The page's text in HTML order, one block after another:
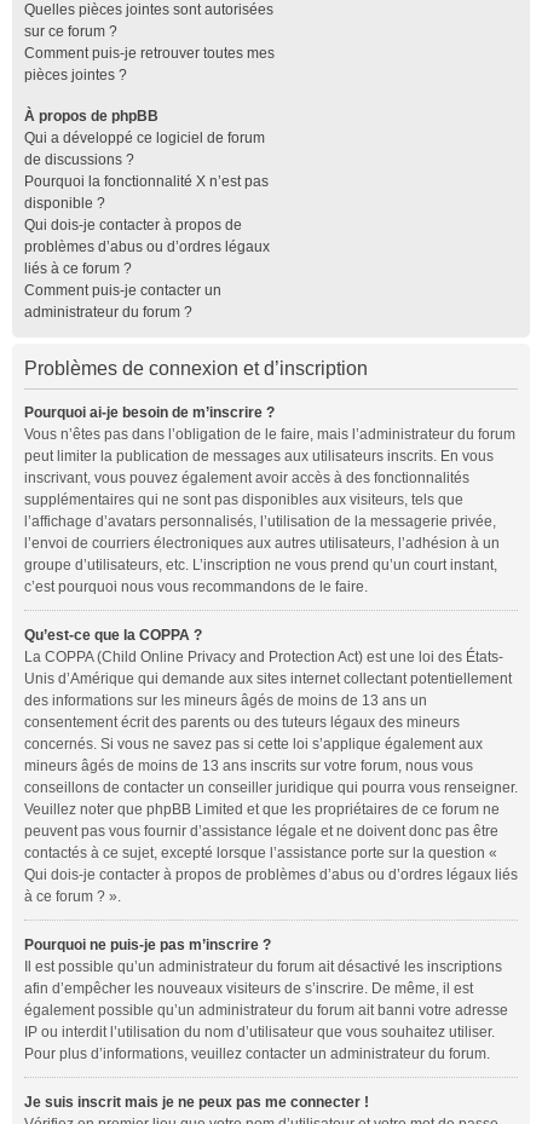
Quelles pièces jointes sont autorisées
sur ce forum ?
Comment puis-je retrouver toutes mes
pièces jointes ?
À propos de phpBB
Qui a développé ce logiciel de forum
de discussions ?
Pourquoi la fonctionnalité X n’est pas
disponible ?
Qui dois-je contacter à propos de
problèmes d’abus ou d’ordres légaux
liés à ce forum ?
Comment puis-je contacter un
administrateur du forum ?
Problèmes de connexion et d’inscription
Pourquoi ai-je besoin de m’inscrire ?
Vous n’êtes pas dans l’obligation de le faire, mais l’administrateur du forum
peut limiter la publication de messages aux utilisateurs inscrits. En vous
inscrivant, vous pouvez également avoir accès à des fonctionnalités
supplémentaires qui ne sont pas disponibles aux visiteurs, tels que
l’affichage d’avatars personnalisés, l’utilisation de la messagerie privée,
l’envoi de courriers électroniques aux autres utilisateurs, l’adhésion à un
groupe d’utilisateurs, etc. L’inscription ne vous prend qu’un court instant,
c’est pourquoi nous vous recommandons de le faire.
Qu’est-ce que la COPPA ?
La COPPA (Child Online Privacy and Protection Act) est une loi des États-
Unis d’Amérique qui demande aux sites internet collectant potentiellement
des informations sur les mineurs âgés de moins de 13 ans un
consentement écrit des parents ou des tuteurs légaux des mineurs
concernés. Si vous ne savez pas si cette loi s’applique également aux
mineurs âgés de moins de 13 ans inscrits sur votre forum, nous vous
conseillons de contacter un conseiller juridique qui pourra vous renseigner.
Veuillez noter que phpBB Limited et que les propriétaires de ce forum ne
peuvent pas vous fournir d’assistance légale et ne doivent donc pas être
contactés à ce sujet, excepté lorsque l’assistance porte sur la question «
Qui dois-je contacter à propos de problèmes d’abus ou d’ordres légaux liés
à ce forum ? ».
Pourquoi ne puis-je pas m’inscrire ?
Il est possible qu’un administrateur du forum ait désactivé les inscriptions
afin d’empêcher les nouveaux visiteurs de s’inscrire. De même, il est
également possible qu’un administrateur du forum ait banni votre adresse
IP ou interdit l’utilisation du nom d’utilisateur que vous souhaitez utiliser.
Pour plus d’informations, veuillez contacter un administrateur du forum.
Je suis inscrit mais je ne peux pas me connecter !